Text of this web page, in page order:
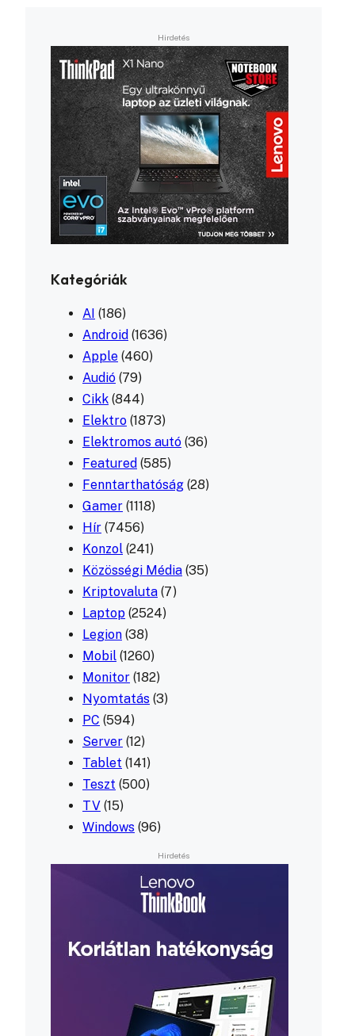
Kategóriák
AI (186)
Android (1636)
Apple (460)
Audió (79)
Cikk (844)
Elektro (1873)
Elektromos autó (36)
Featured (585)
Fenntarthatóság (28)
Gamer (1118)
Hír (7456)
Konzol (241)
Közösségi Média (35)
Kriptovaluta (7)
Laptop (2524)
Legion (38)
Mobil (1260)
Monitor (182)
Nyomtatás (3)
PC (594)
Server (12)
Tablet (141)
Teszt (500)
TV (15)
Windows (96)